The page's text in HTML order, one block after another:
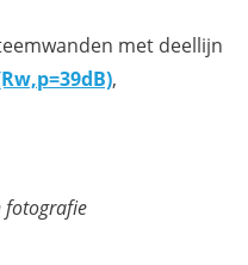
met deellijn
,
fotografie